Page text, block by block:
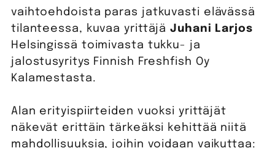
vaihtoehdoista paras jatkuvasti elävässä
tilanteessa, kuvaa yrittäjäJuhani Larjos
Helsingissä toimivasta tukku- ja
jalostusyritys Finnish Freshfish Oy
Kalamestasta.
Alan erityispiirteiden vuoksi yrittäjät
näkevät erittäin tärkeäksi kehittää niitä
mahdollisuuksia, joihin voidaan vaikuttaa: